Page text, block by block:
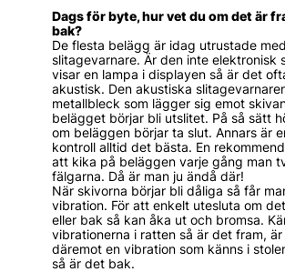
Dags för byte, hur vet du om det är
bak?
De flesta belägg är idag utrustade med
slitagevarnare. Är den inte elektronisk
visar en lampa i displayen så är det
akustisk. Den akustiska
metallbleck som lägger sig emot
belägget börjar bli utslitet. På så sätt
om beläggen börjar ta slut. Annars är
kontroll alltid det bästa. En
att kika på beläggen varje gång man
fälgarna. Då är man ju ändå där!
När skivorna börjar bli dåliga så får
vibration. För att enkelt utesluta om
eller bak så kan åka ut och bromsa.
vibrationerna i ratten så är det fram,
däremot en vibration som känns i
så är det bak.